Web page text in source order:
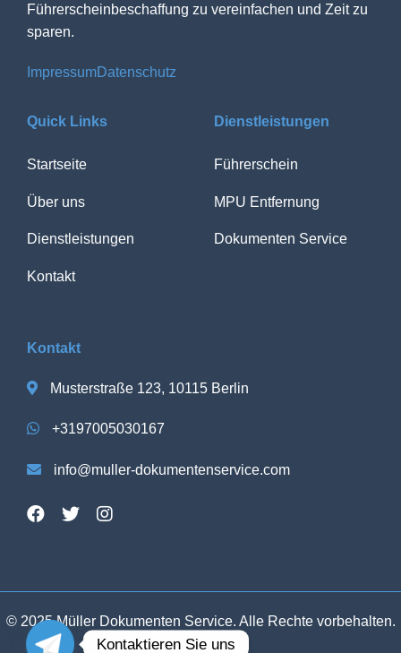
Führerscheinbeschaffung zu vereinfachen und Zeit zu
sparen.
ImpressumDatenschutz
Quick Links
Startseite
Über uns
Dienstleistungen
Kontakt
Dienstleistungen
Führerschein
MPU Entfernung
Dokumenten Service
Kontakt
Musterstraße 123, 10115 Berlin
+3197005030167
info@muller-dokumentenservice.com
© 2025 Müller Dokumenten Service. Alle Rechte vorbehalten.
Kontaktieren Sie uns